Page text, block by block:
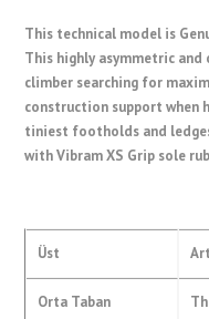
This technical model is
This highly asymmetric and
climber searching for
construction support when
tiniest footholds and
with Vibram XS Grip sole
Üst
Orta Taban